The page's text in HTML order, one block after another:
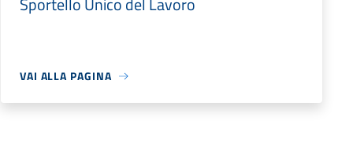
VAI ALLA PAGINA